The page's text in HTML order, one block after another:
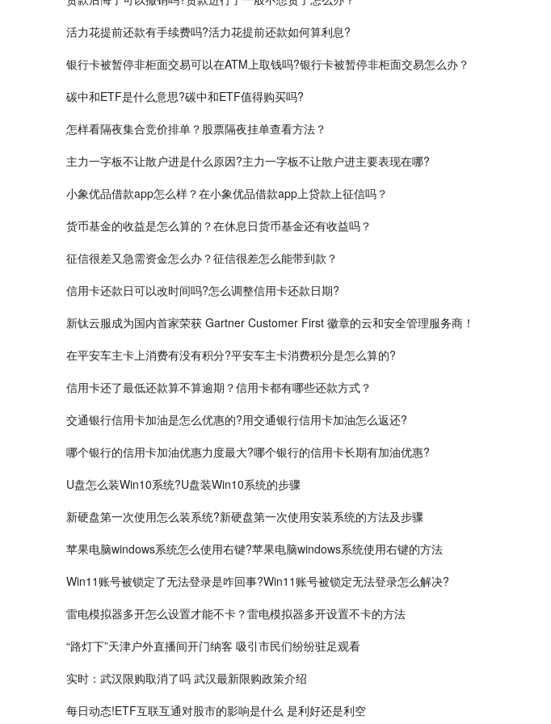
活力花提前还款有手续费吗?活力花提前还款如何算利息?
银行卡被暂停非柜面交易可以在ATM上取钱吗?银行卡被暂停非柜面交易怎么办？
碳中和ETF是什么意思?碳中和ETF值得购买吗?
怎样看隔夜集合竞价排单？股票隔夜挂单查看方法？
主力一字板不让散户进是什么原因?主力一字板不让散户进主要表现在哪?
小象优品借款app怎么样？在小象优品借款app上贷款上征信吗？
货币基金的收益是怎么算的？在休息日货币基金还有收益吗？
征信很差又急需资金怎么办？征信很差怎么能带到款？
信用卡还款日可以改时间吗?怎么调整信用卡还款日期?
新钛云服成为国内首家荣获 Gartner Customer First 徽章的云和安全管理服务商！
在平安车主卡上消费有没有积分?平安车主卡消费积分是怎么算的?
信用卡还了最低还款算不算逾期？信用卡都有哪些还款方式？
交通银行信用卡加油是怎么优惠的?用交通银行信用卡加油怎么返还?
哪个银行的信用卡加油优惠力度最大?哪个银行的信用卡长期有加油优惠?
U盘怎么装Win10系统?U盘装Win10系统的步骤
新硬盘第一次使用怎么装系统?新硬盘第一次使用安装系统的方法及步骤
苹果电脑windows系统怎么使用右键?苹果电脑windows系统使用右键的方法
Win11账号被锁定了无法登录是咋回事?Win11账号被锁定无法登录怎么解决?
雷电模拟器多开怎么设置才能不卡？雷电模拟器多开设置不卡的方法
“路灯下”天津户外直播间开门纳客 吸引市民们纷纷驻足观看
实时：武汉限购取消了吗 武汉最新限购政策介绍
每日动态!ETF互联互通对股市的影响是什么 是利好还是利空